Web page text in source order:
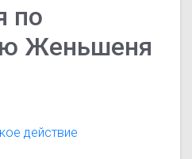
по
Женьшеня
действие